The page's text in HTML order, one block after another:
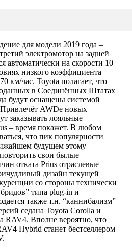
для модели 2019 года –
электромотор на задней
автоматически на скорости 10
низкого коэффициента
км/час. Toyota полагает, что
в Соединённых Штатах
будут оснащены системой
AWDe новых
заказывать лояльные
– время покажет. В любом
что пик популярности
будущем этому
свои былые
отката Prius отраслевые
дизайн текущей
со стороны технически
типа plug-in и
также т.н. “каннибализм”
седана Toyota Corolla и
RAV4. Вполне вероятно, что
Hybrid станет бестселлером